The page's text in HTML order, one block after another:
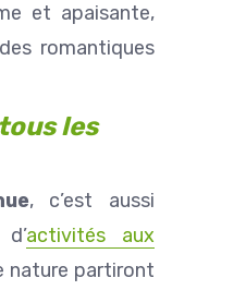
et apaisante,
romantiques
les
, c’est aussi
activités aux
nature partiront